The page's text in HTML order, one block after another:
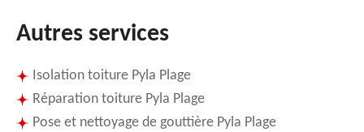
Autres services
Isolation toiture Pyla Plage
Réparation toiture Pyla Plage
Pose et nettoyage de gouttière Pyla Plage